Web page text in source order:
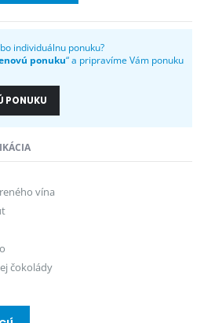
individuálnu ponuku?
ponuku“ a pripravíme Vám ponuku
PONUKU
vína
čokolády